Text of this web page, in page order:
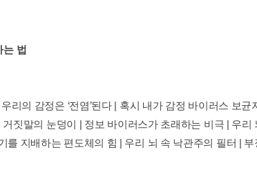
는 법
리의 감정은 ‘전염’된다 | 혹시 내가 감정 바이러스 보균
짓말의 눈덩이 | 정보 바이러스가 초래하는 비극 | 우리
지배하는 편도체의 힘 | 우리 뇌 속 낙관주의 필터 | 부